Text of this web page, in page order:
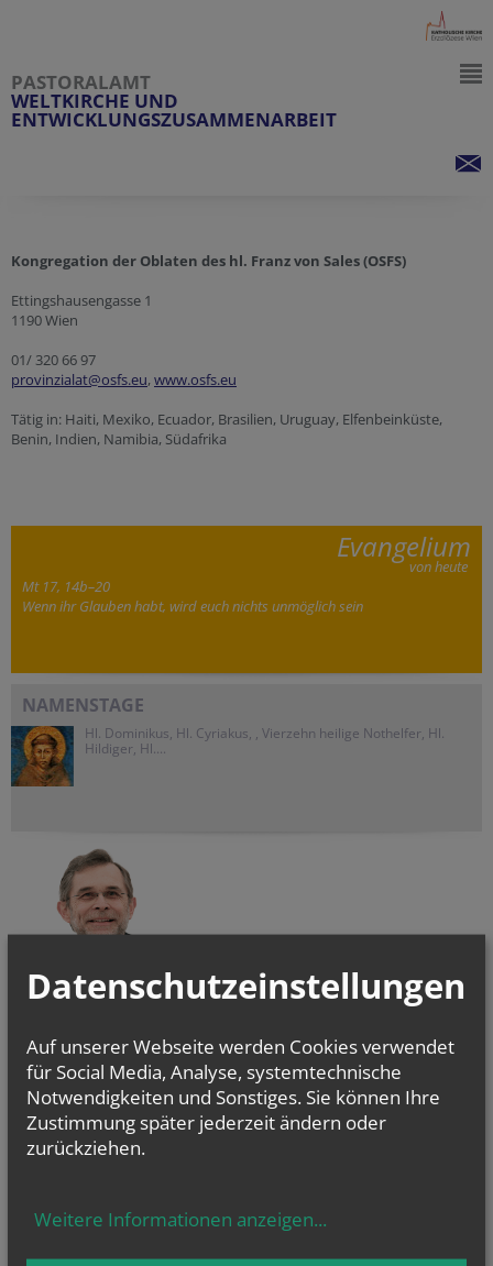
PASTORALAMT
WELTKIRCHE UND
ENTWICKLUNGSZUSAMMENARBEIT
Kongregation der Oblaten des hl. Franz von Sales (OSFS)
Ettingshausengasse 1
1190 Wien
01/ 320 66 97
provinzialat@osfs.eu,www.osfs.eu
Tätig in: Haiti, Mexiko, Ecuador, Brasilien, Uruguay, Elfenbeinküste,
Benin, Indien, Namibia, Südafrika
Evangelium
von heute
Mt 17, 14b–20
Wenn ihr Glauben habt, wird euch nichts unmöglich sein
NAMENSTAGE
Hl. Dominikus, Hl. Cyriakus, , Vierzehn heilige Nothelfer, Hl.
Hildiger, Hl....
ERZBISCHOF
NEWSLETTER
Ich stimme derDatenverarbeitungzu.*
Datenschutzeinstellungen
Auf unserer Webseite werden Cookies verwendet
für Social Media, Analyse, systemtechnische
Notwendigkeiten und Sonstiges. Sie können Ihre
Zustimmung später jederzeit ändern oder
zurückziehen.
Weitere Informationen anzeigen...